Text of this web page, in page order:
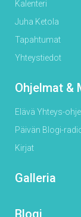
Kalenteri
Juha Ketola
Tapahtumat
Yhteystiedot
Ohjelmat &
Elävä Yhteys-
Päivän Blogi-
Kirjat
Galleria
Blogi